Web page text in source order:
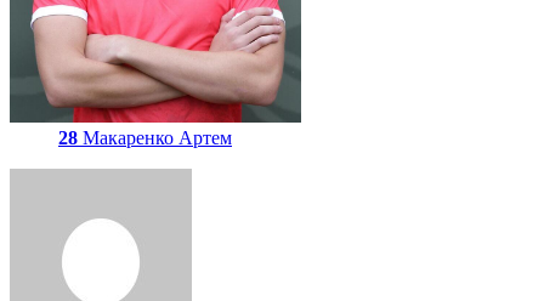
28 Макаренко Артем